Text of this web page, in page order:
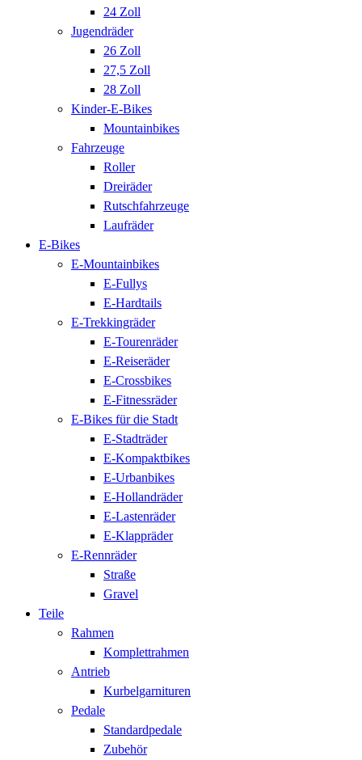
24 Zoll
Jugendräder
26 Zoll
27,5 Zoll
28 Zoll
Kinder-E-Bikes
Mountainbikes
Fahrzeuge
Roller
Dreiräder
Rutschfahrzeuge
Laufräder
E-Bikes
E-Mountainbikes
E-Fullys
E-Hardtails
E-Trekkingräder
E-Tourenräder
E-Reiseräder
E-Crossbikes
E-Fitnessräder
E-Bikes für die Stadt
E-Stadträder
E-Kompaktbikes
E-Urbanbikes
E-Hollandräder
E-Lastenräder
E-Klappräder
E-Rennräder
Straße
Gravel
Teile
Rahmen
Komplettrahmen
Antrieb
Kurbelgarnituren
Pedale
Standardpedale
Zubehör